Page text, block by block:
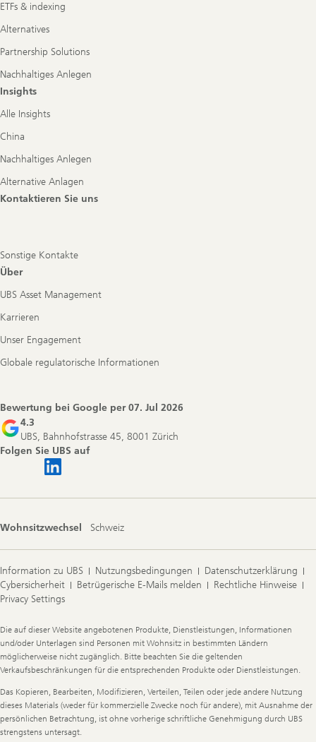
ETFs & indexing
Alternatives
Partnership Solutions
Nachhaltiges Anlegen
Insights
Alle Insights
China
Nachhaltiges Anlegen
Alternative Anlagen
Kontaktieren Sie uns
Sonstige Kontakte
Über
UBS Asset Management
Karrieren
Unser Engagement
Globale regulatorische Informationen
Bewertung bei Google per07. Jul 2026
4.3
UBS, Bahnhofstrasse 45, 8001 Zürich
Folgen Sie UBS auf
Wohnsitzwechsel Schweiz
Information zu UBS Nutzungsbedingungen
Datenschutzerklärung
Cybersicherheit
Betrügerische E-Mails melden
Rechtliche Hinweise
Privacy Settings
Legal
Information
Die auf dieser Website angebotenen Produkte, Dienstleistungen, Informationen
und/oder Unterlagen sind Personen mit Wohnsitz in bestimmten Ländern
möglicherweise nicht zugänglich. Bitte beachten Sie die geltenden
Verkaufsbeschränkungen für die entsprechenden Produkte oder Dienstleistungen.
Das Kopieren, Bearbeiten, Modifizieren, Verteilen, Teilen oder jede andere Nutzung
dieses Materials (weder für kommerzielle Zwecke noch für andere), mit Ausnahme der
persönlichen Betrachtung, ist ohne vorherige schriftliche Genehmigung durch UBS
strengstens untersagt.